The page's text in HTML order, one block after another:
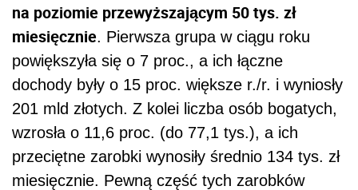
na poziomie przewyższającym 50 tys. zł
miesięcznie. Pierwsza grupa w ciągu roku
powiększyła się o 7 proc., a ich łączne
dochody były o 15 proc. większe r./r. i wyniosły
201 mld złotych. Z kolei liczba osób bogatych,
wzrosła o 11,6 proc. (do 77,1 tys.), a ich
przeciętne zarobki wynosiły średnio 134 tys. zł
miesięcznie. Pewną część tych zarobków